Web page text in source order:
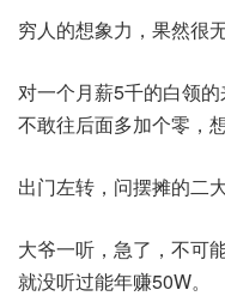
穷人的想象力，果然很无
对一个月薪5千的白领
不敢往后面多加个零，
出门左转，问摆摊的二大
大爷一听，急了，不可
就没听过能年赚50W。